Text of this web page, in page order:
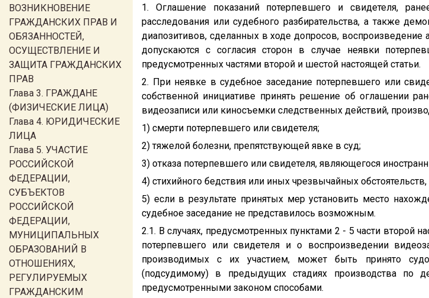
ВОЗНИКНОВЕНИЕ
ГРАЖДАНСКИХ ПРАВ И
ОБЯЗАННОСТЕЙ,
ОСУЩЕСТВЛЕНИЕ И
ЗАЩИТА ГРАЖДАНСКИХ
ПРАВ
Глава 3. ГРАЖДАНЕ
(ФИЗИЧЕСКИЕ ЛИЦА)
Глава 4. ЮРИДИЧЕСКИЕ
ЛИЦА
Глава 5. УЧАСТИЕ
РОССИЙСКОЙ
ФЕДЕРАЦИИ,
СУБЪЕКТОВ
РОССИЙСКОЙ
ФЕДЕРАЦИИ,
МУНИЦИПАЛЬНЫХ
ОБРАЗОВАНИЙ В
ОТНОШЕНИЯХ,
РЕГУЛИРУЕМЫХ
ГРАЖДАНСКИМ
1. Оглашение показаний потерпевшего и свидетеля,
расследования или судебного разбирательства, а также
диапозитивов, сделанных в ходе допросов,
допускаются с согласия сторон в случае неявки
предусмотренных частями второй и шестой настоящей статьи.
2. При неявке в судебное заседание потерпевшего или
собственной инициативе принять решение об оглашении
видеозаписи или киносъемки следственных действий,
1) смерти потерпевшего или свидетеля;
2) тяжелой болезни, препятствующей явке в суд;
3) отказа потерпевшего или свидетеля, являющегося
4) стихийного бедствия или иных чрезвычайных
5) если в результате принятых мер установить место
судебное заседание не представилось возможным.
2.1. В случаях, предусмотренных пунктами 2 - 5 части второй
потерпевшего или свидетеля и о воспроизведении
производимых с их участием, может быть принято
(подсудимому) в предыдущих стадиях производства по
предусмотренными законом способами.